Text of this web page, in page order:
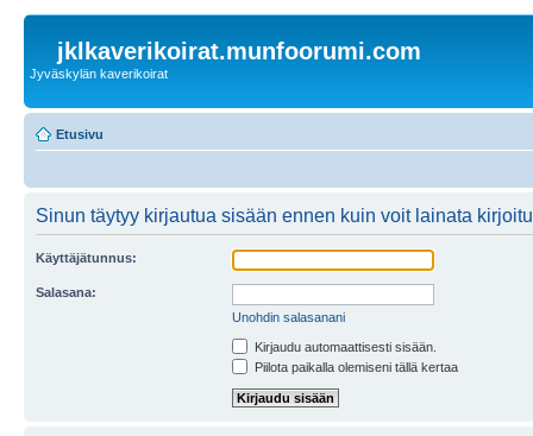
jklkaverikoirat.munfoorumi.com
Jyväskylän kaverikoirat
Etusivu
Sinun täytyy kirjautua sisään ennen kuin voit lainata
Käyttäjätunnus:
Salasana:
Unohdin salasanani
Kirjaudu automaattisesti sisään.
Piilota paikalla olemiseni tällä kertaa